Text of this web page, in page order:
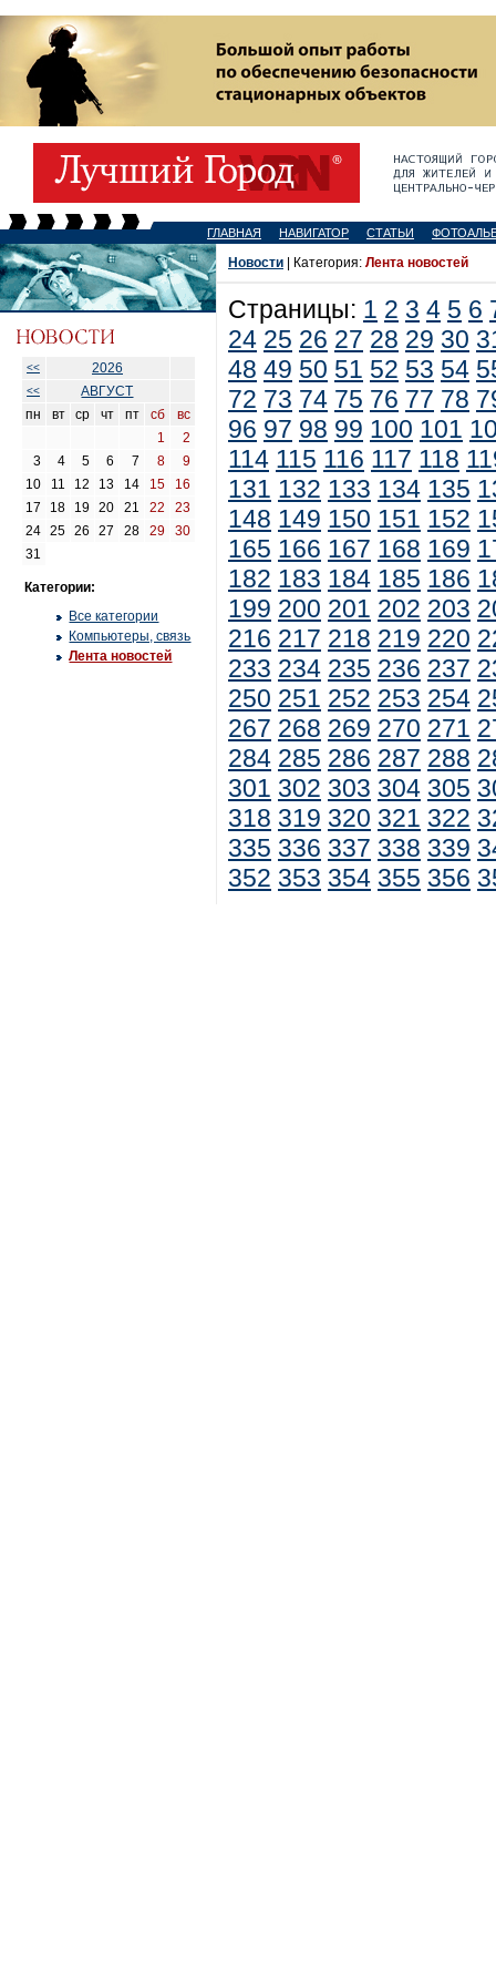
ГЛАВНАЯ НАВИГАТОР СТАТЬИ
<< 2026
<<
АВГУСТ
пн
вт ср чт пт сб
вс
1
2
3
4 5 6 7 8
9
10
11 12 13 14 15
16
17
18 19 20 21 22
23
24
25 26 27 28 29
30
31
Категории:
Все категории
Компьютеры, связь
Лента новостей
Новости | Категория: Лента новостей
Страницы: 1 2 3 4 5 6
24 25 26 27 28 29 30
48 49 50 51 52 53 54
72 73 74 75 76 77 78
96 97 98 99 100 101
114 115 116 117 118
131 132 133 134 135
148 149 150 151 152
165 166 167 168 169
182 183 184 185 186
199 200 201 202 203
216 217 218 219 220
233 234 235 236 237
250 251 252 253 254
267 268 269 270 271
284 285 286 287 288
301 302 303 304 305
318 319 320 321 322
335 336 337 338 339
352 353 354 355 356